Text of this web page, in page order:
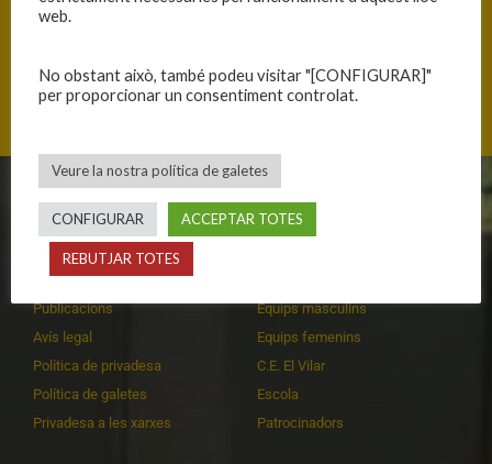
Carrer Piscina, 17244 Cassà de la Selva, Catalunya
CLUB
Història
Organització
Publicacions
Avís legal
Política de privadesa
Política de galetes
Privadesa a les xarxes
EQUIPS
Equips masculins
Equips femenins
C.E. El Vilar
Escola
Patrocinadors
web.
No obstant això, també podeu visitar "[CONFIGURAR]"
per proporcionar un consentiment controlat.
Veure la nostra política de galetes
CONFIGURAR ACCEPTAR TOTES
REBUTJAR TOTES